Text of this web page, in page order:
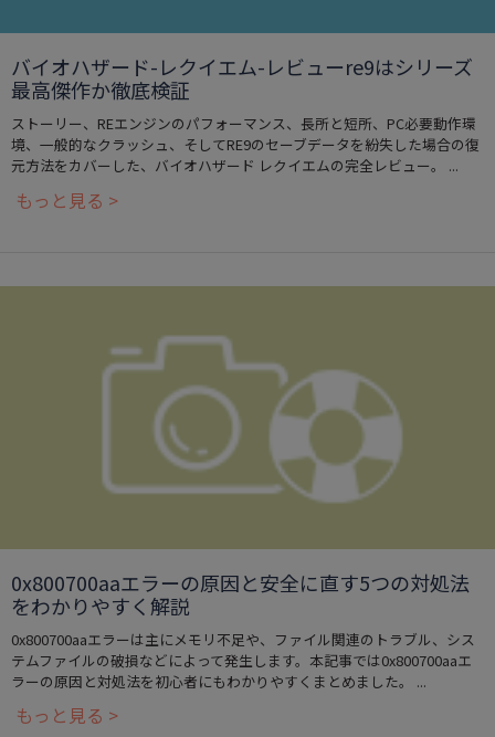
バイオハザード-レクイエム-レビューre9はシリーズ
最高傑作か徹底検証
ストーリー、REエンジンのパフォーマンス、長所と短所、PC必要動作環
境、一般的なクラッシュ、そしてRE9のセーブデータを紛失した場合の復
元方法をカバーした、バイオハザード レクイエムの完全レビュー。 ...
もっと見る >
0x800700aaエラーの原因と安全に直す5つの対処法
をわかりやすく解説
0x800700aaエラーは主にメモリ不足や、ファイル関連のトラブル、シス
テムファイルの破損などによって発生します。本記事では0x800700aaエ
ラーの原因と対処法を初心者にもわかりやすくまとめました。 ...
もっと見る >